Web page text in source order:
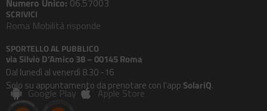
SCRIVICI
Roma Mobilità risponde
SPORTELLO AL PUBBLICO
via Silvio D’Amico 38 – 00145 Roma
Dal lunedì al venerdì 8.30 -16
Solo su appuntamento da prenotare con l’app SolariQ.
Google Play Apple Store